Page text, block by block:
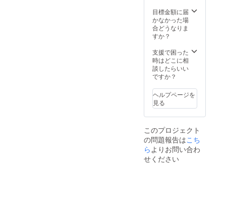
す。 ◎
この金
額で描
くこと
るサイ
ズは
「110c
m×110
でとな
りま
す。そ
れ以上
ズをご
希望の
場合に
は、要
相談と
目標金額に届
かなかった場
合どうなりま
すか？
支援で困った
時はどこに相
談したらいい
ですか？
ヘルプページを
見る
このプロジェクト
の問題報告はこち
ら よりお問い合わ
せください